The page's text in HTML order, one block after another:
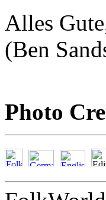
Alles
(Ben
Photo